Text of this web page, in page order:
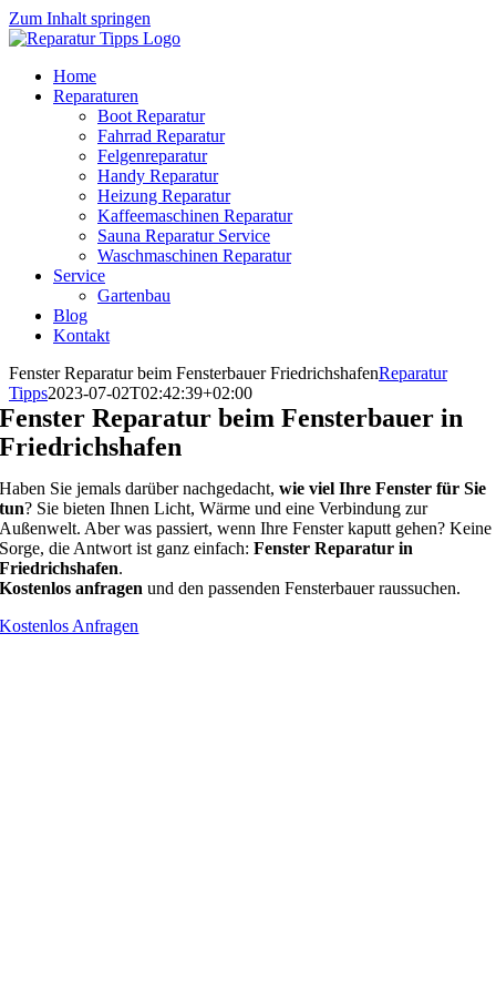
Zum Inhalt springen
Home
Reparaturen
Boot Reparatur
Fahrrad Reparatur
Felgenreparatur
Handy Reparatur
Heizung Reparatur
Kaffeemaschinen Reparatur
Sauna Reparatur Service
Waschmaschinen Reparatur
Service
Gartenbau
Blog
Kontakt
Fenster Reparatur beim Fensterbauer FriedrichshafenReparatur
Tipps2023-07-02T02:42:39+02:00
Fenster Reparatur beim Fensterbauer in
Friedrichshafen
Haben Sie jemals darüber nachgedacht,wie viel Ihre Fenster für Sie
tun? Sie bieten Ihnen Licht, Wärme und eine Verbindung zur
Außenwelt. Aber was passiert, wenn Ihre Fenster kaputt gehen? Keine
Sorge, die Antwort ist ganz einfach: Fenster Reparatur in
Friedrichshafen.
Kostenlos anfragen und den passenden Fensterbauer raussuchen.
Kostenlos Anfragen